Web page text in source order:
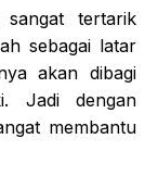
tertarik
sebagai latar
akan dibagi
Jadi dengan
membantu